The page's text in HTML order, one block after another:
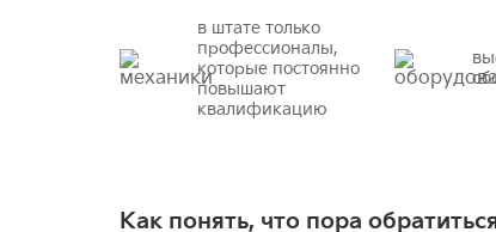
в штате только
профессионалы,
которые постоянно
повышают
квалификацию
Как понять, что пора